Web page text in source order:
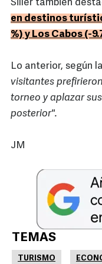
Siller también
en destinos
%) y Los Cabos (-
Lo anterior, según
visitantes
torneo y aplazar
posterior".
JM
TEMAS
TURISMO